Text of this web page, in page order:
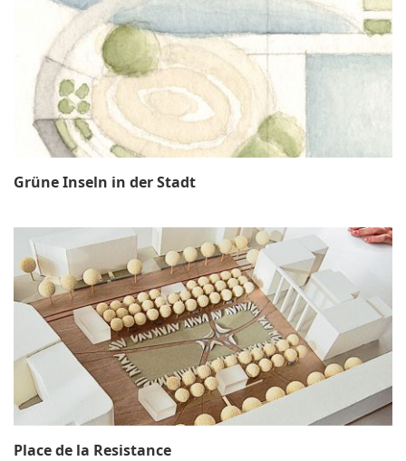
Grüne Inseln in der Stadt
Place de la Resistance